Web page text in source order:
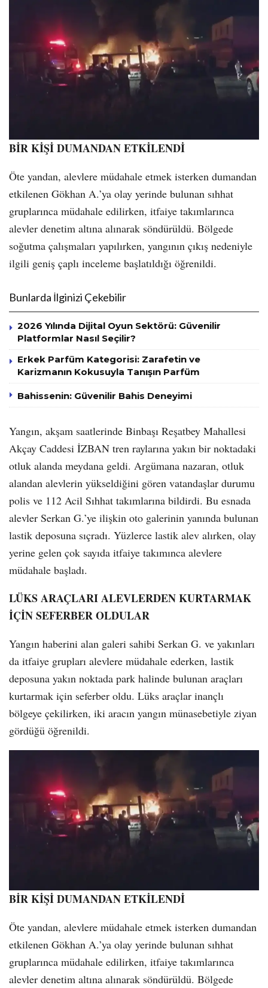
BİR KİŞİ DUMANDAN ETKİLENDİ
Öte yandan, alevlere müdahale etmek isterken dumandan
etkilenen Gökhan A.’ya olay yerinde bulunan sıhhat
gruplarınca müdahale edilirken, itfaiye takımlarınca
alevler denetim altına alınarak söndürüldü. Bölgede
soğutma çalışmaları yapılırken, yangının çıkış nedeniyle
ilgili geniş çaplı inceleme başlatıldığı öğrenildi.
Bunlarda İlginizi Çekebilir
2026 Yılında Dijital Oyun Sektörü: Güvenilir
Platformlar Nasıl Seçilir?
Erkek Parfüm Kategorisi: Zarafetin ve
Karizmanın Kokusuyla Tanışın Parfüm
Bahissenin: Güvenilir Bahis Deneyimi
Yangın, akşam saatlerinde Binbaşı Reşatbey Mahallesi
Akçay Caddesi İZBAN tren raylarına yakın bir noktadaki
otluk alanda meydana geldi. Argümana nazaran, otluk
alandan alevlerin yükseldiğini gören vatandaşlar durumu
polis ve 112 Acil Sıhhat takımlarına bildirdi. Bu esnada
alevler Serkan G.’ye ilişkin oto galerinin yanında bulunan
lastik deposuna sıçradı. Yüzlerce lastik alev alırken, olay
yerine gelen çok sayıda itfaiye takımınca alevlere
müdahale başladı.
LÜKS ARAÇLARI ALEVLERDEN KURTARMAK
İÇİN SEFERBER OLDULAR
Yangın haberini alan galeri sahibi Serkan G. ve yakınları
da itfaiye grupları alevlere müdahale ederken, lastik
deposuna yakın noktada park halinde bulunan araçları
kurtarmak için seferber oldu. Lüks araçlar inançlı
bölgeye çekilirken, iki aracın yangın münasebetiyle ziyan
gördüğü öğrenildi.
BİR KİŞİ DUMANDAN ETKİLENDİ
Öte yandan, alevlere müdahale etmek isterken dumandan
etkilenen Gökhan A.’ya olay yerinde bulunan sıhhat
gruplarınca müdahale edilirken, itfaiye takımlarınca
alevler denetim altına alınarak söndürüldü. Bölgede